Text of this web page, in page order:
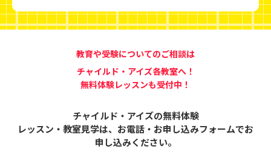
教育や受験についてのご相談は
チャイルド・アイズ各教室へ！
無料体験レッスンも受付中！
チャイルド・アイズの無料体験
レッスン・教室見学は、 お電話・お申し込みフォームでお
申し込みください。